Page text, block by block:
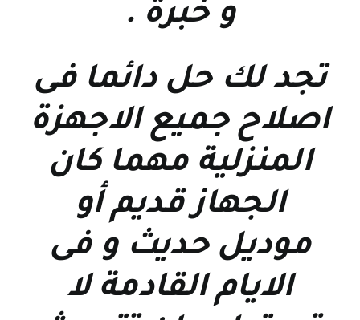
و خبرة .
تجد لك حل دائما فى
اصلاح جميع الاجهزة
المنزلية مهما كان
الجهاز قديم أو
موديل حديث و فى
الايام القادمة لا